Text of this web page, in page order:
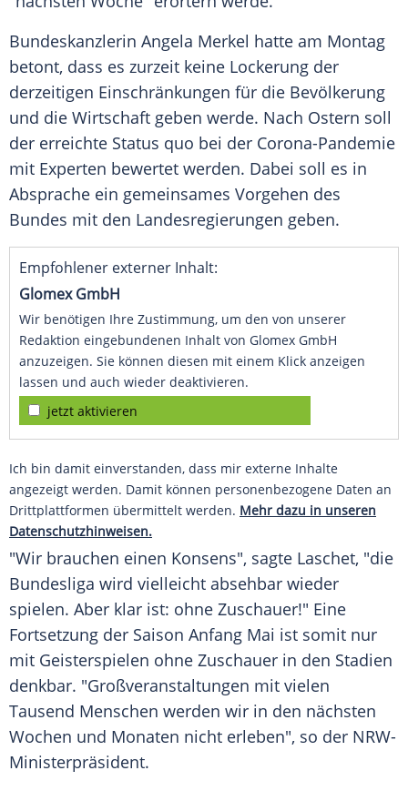
Bundeskanzlerin Angela Merkel hatte am Montag
betont, dass es zurzeit keine Lockerung der
derzeitigen Einschränkungen für die Bevölkerung
und die Wirtschaft geben werde. Nach Ostern soll
der erreichte Status quo bei der Corona-Pandemie
mit Experten bewertet werden. Dabei soll es in
Absprache ein gemeinsames Vorgehen des
Bundes mit den Landesregierungen geben.
Empfohlener externer Inhalt:
Glomex GmbH
Wir benötigen Ihre Zustimmung, um den von unserer
Redaktion eingebundenen Inhalt von Glomex GmbH
anzuzeigen. Sie können diesen mit einem Klick anzeigen
lassen und auch wieder deaktivieren.
jetzt aktivieren
Ich bin damit einverstanden, dass mir externe Inhalte
angezeigt werden. Damit können personenbezogene Daten an
Drittplattformen übermittelt werden. Mehr dazu in unseren
Datenschutzhinweisen.
"Wir brauchen einen Konsens", sagte Laschet, "die
Bundesliga wird vielleicht absehbar wieder
spielen. Aber klar ist: ohne Zuschauer!" Eine
Fortsetzung der Saison Anfang Mai ist somit nur
mit Geisterspielen ohne Zuschauer in den Stadien
denkbar. "Großveranstaltungen mit vielen
Tausend Menschen werden wir in den nächsten
Wochen und Monaten nicht erleben", so der NRW-
Ministerpräsident.